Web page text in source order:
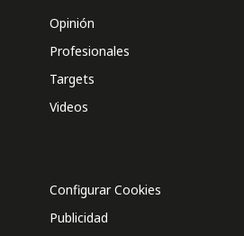
Opinión
Profesionales
Targets
Videos
Configurar Cookies
Publicidad